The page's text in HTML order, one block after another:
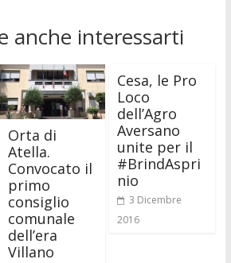
anche interessarti
Orta di
Atella.
Convocato il
primo
consiglio
comunale
dell’era
Villano
Cesa, le Pro
Loco
dell’Agro
Aversano
unite per il
#BrindAspri
nio
3 Dicembre
2016